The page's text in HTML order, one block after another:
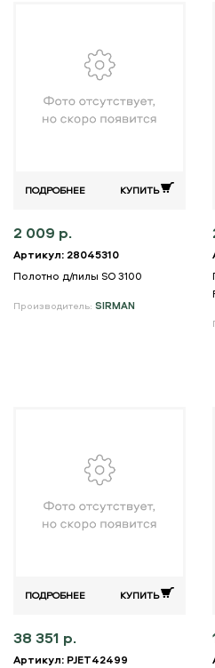
ПОДРОБНЕЕ КУПИТЬ
2 009 р.
Артикул: 28045310
Полотно д/пилы SO 3100
Производитель: SIRMAN
ПОДРОБНЕЕ КУПИТЬ
38 351 р.
Артикул: PJET42499